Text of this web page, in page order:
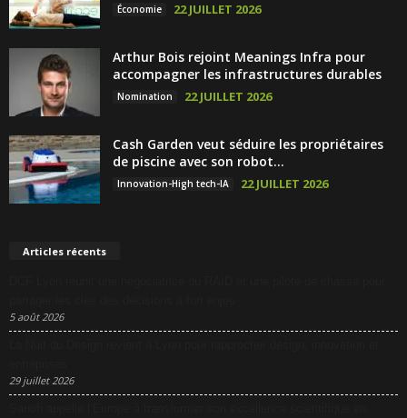
Économie 22 JUILLET 2026
Arthur Bois rejoint Meanings Infra pour
accompagner les infrastructures durables
Nomination 22 JUILLET 2026
Cash Garden veut séduire les propriétaires
de piscine avec son robot...
Innovation-High tech-IA 22 JUILLET 2026
Articles récents
5 août 2026
29 juillet 2026